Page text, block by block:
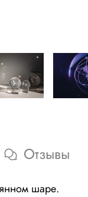
Отзывы
шаре.